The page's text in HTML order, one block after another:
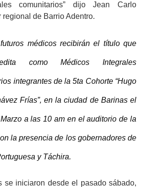
comunitarios” dijo Jean Carlo
regional de Barrio Adentro.
médicos recibirán el título que
como Médicos Integrales
integrantes de la 5ta Cohorte “Hugo
Frías”, en la ciudad de Barinas el
a las 10 am en el auditorio de la
la presencia de los gobernadores de
y Táchira.
se iniciaron desde el pasado sábado,